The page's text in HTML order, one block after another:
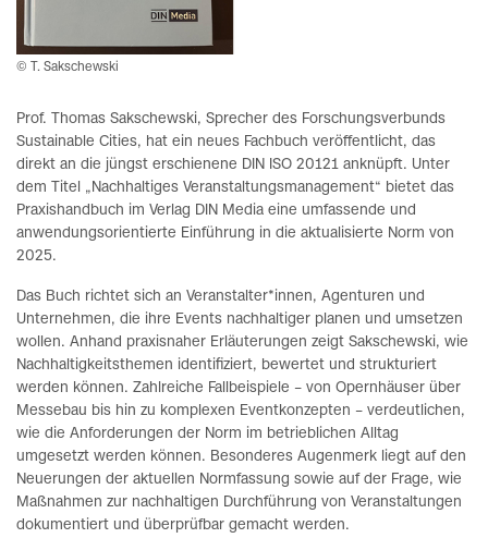
© T. Sakschewski
Prof. Thomas Sakschewski, Sprecher des Forschungsverbunds
Sustainable Cities, hat ein neues Fachbuch veröffentlicht, das
direkt an die jüngst erschienene DIN ISO 20121 anknüpft. Unter
dem Titel „Nachhaltiges Veranstaltungsmanagement“ bietet das
Praxishandbuch im Verlag DIN Media eine umfassende und
anwendungsorientierte Einführung in die aktualisierte Norm von
2025.
Das Buch richtet sich an Veranstalter*innen, Agenturen und
Unternehmen, die ihre Events nachhaltiger planen und umsetzen
wollen. Anhand praxisnaher Erläuterungen zeigt Sakschewski, wie
Nachhaltigkeitsthemen identifiziert, bewertet und strukturiert
werden können. Zahlreiche Fallbeispiele – von Opernhäuser über
Messebau bis hin zu komplexen Eventkonzepten – verdeutlichen,
wie die Anforderungen der Norm im betrieblichen Alltag
umgesetzt werden können. Besonderes Augenmerk liegt auf den
Neuerungen der aktuellen Normfassung sowie auf der Frage, wie
Maßnahmen zur nachhaltigen Durchführung von Veranstaltungen
dokumentiert und überprüfbar gemacht werden.